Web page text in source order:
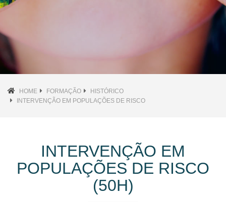
HOME FORMAÇÃO
HISTÓRICO
INTERVENÇÃO EM POPULAÇÕES DE RISCO
INTERVENÇÃO EM
POPULAÇÕES DE RISCO
(50H)